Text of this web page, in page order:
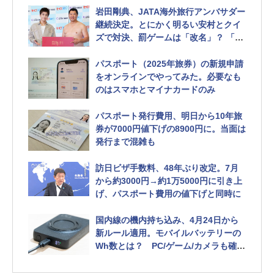
岩田剛典、JATA海外旅行アンバサダー
継続決定。とにかく明るい安村とクイ
ズで対決、罰ゲームは「改名」？ 「も
も継続
パスポート（2025年旅券）の新規申請
をオンラインでやってみた。必要なも
のはスマホとマイナカードのみ
パスポート発行費用、明日から10年旅
券が7000円値下げの8900円に。当面は
発行まで混雑も
訪日ビザ手数料、48年ぶり改定。7月
から約3000円→約1万5000円に引き上
げ、パスポート費用の値下げと同時に
国内線の機内持ち込み、4月24日から
新ルール適用。モバイルバッテリーの
Wh数とは？ PC/ゲーム/カメラも確認